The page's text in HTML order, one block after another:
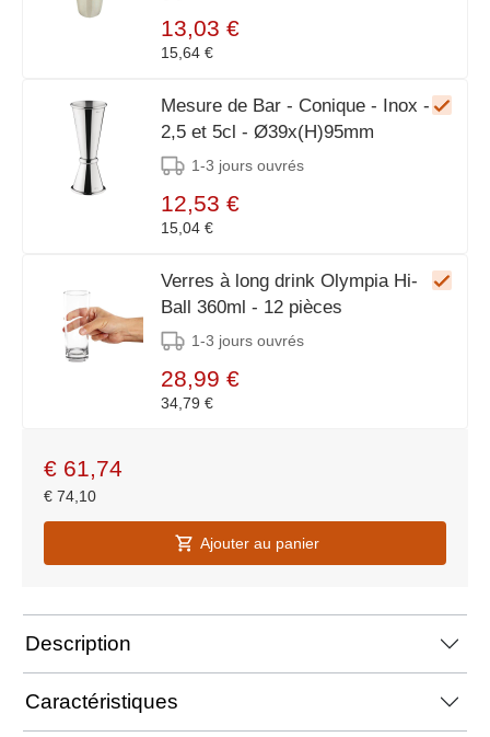
13,03 €
15,64 €
Mesure de Bar - Conique - Inox -
2,5 et 5cl - Ø39x(H)95mm
1-3 jours ouvrés
12,53 €
15,04 €
Verres à long drink Olympia Hi-
Ball 360ml - 12 pièces
1-3 jours ouvrés
28,99 €
34,79 €
€ 61,74
€ 74,10
Ajouter au panier
Description
Caractéristiques